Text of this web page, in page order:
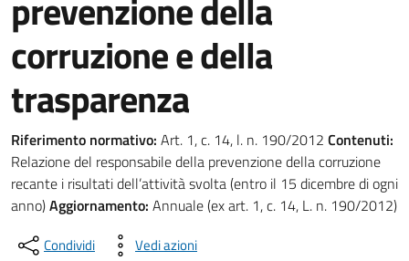
prevenzione della
corruzione e della
trasparenza
Riferimento normativo: Art. 1, c. 14, l. n. 190/2012 Contenuti:
Relazione del responsabile della prevenzione della corruzione
recante i risultati dell’attività svolta (entro il 15 dicembre di ogni
anno)Aggiornamento: Annuale (ex art. 1, c. 14, L. n. 190/2012)
Condividi Vedi azioni